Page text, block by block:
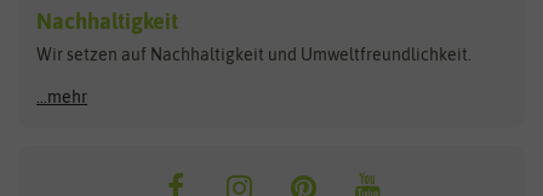
Heizmatte & Heizkabel
Kokos-Quelltabletten
Zimmergewächshaus
Carl Pabst
Florissa
Flortis
Franchi Sementi
Hortitops
JUB Holland
Nachhaltigkeit
Wir setzen auf Nachhaltigkeit und Umweltfreundlichkeit.
...mehr